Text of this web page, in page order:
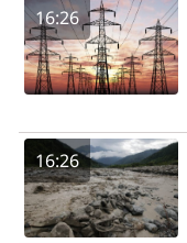
16:26
16:26